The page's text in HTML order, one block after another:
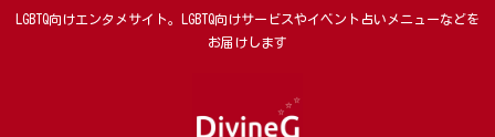
LGBTQ向けエンタメサイト。LGBTQ向けサービスやイベント占いメニューなどを
お届けします